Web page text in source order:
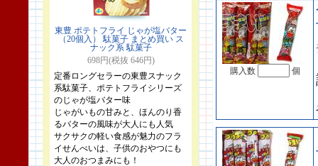
東豊 ポテトフライ じゃが塩バター
（20個入） 駄菓子 まとめ買い ス
ナック系 駄菓子
698円(税抜 646円)
定番ロングセラーの東豊スナック
系駄菓子、ポテトフライシリーズ
のじゃが塩バター味
じゃがいもの甘みと、ほんのり香
るバターの風味が大人にも人気
サクサクの軽い食感が魅力のフラ
イせんべいは、子供のおやつにも
大人のおつまみにも！
購入数 個